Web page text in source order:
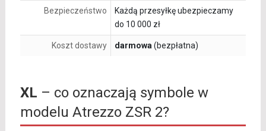
Bezpieczeństwo
Każdą przesyłkę ubezpieczamy
do 10 000 zł
Koszt dostawy darmowa (bezpłatna)
XL – co oznaczają symbole w
modelu Atrezzo ZSR 2?